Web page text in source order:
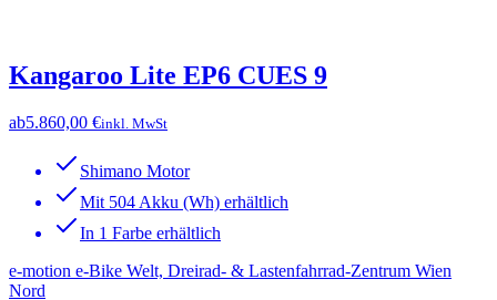
Kangaroo Lite EP6 CUES 9
ab5.860,00 €inkl. MwSt
Shimano Motor
Mit 504 Akku (Wh) erhältlich
In 1 Farbe erhältlich
e-motion e-Bike Welt, Dreirad- & Lastenfahrrad-Zentrum Wien
Nord